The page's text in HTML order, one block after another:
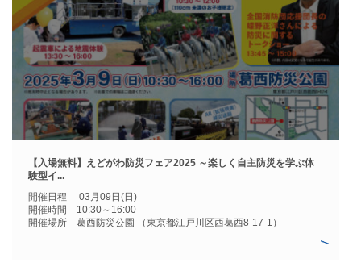
【入場無料】えどがわ防災フェア2025 ～楽しく自主防災を学ぶ体
験型イ...
開催日程 03月09日(日)
開催時間 10:30～16:00
開催場所 葛西防災公園 （東京都江戸川区西葛西8-17-1）